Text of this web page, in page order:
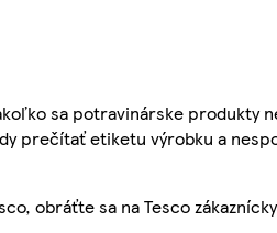
sa potravinárske produkty
prečítať etiketu výrobku a
obráťte sa na Tesco